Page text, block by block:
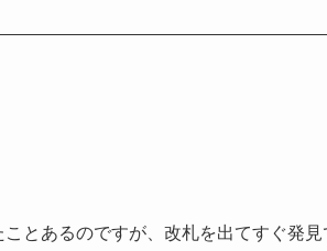
とあるのですが、改札を出てすぐ発見